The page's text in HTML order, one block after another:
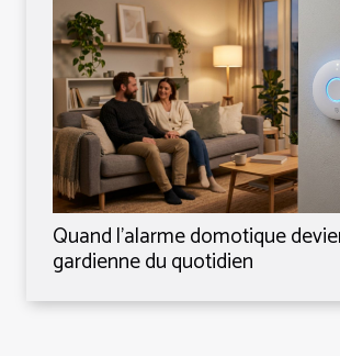
Quand l’alarme domotique
gardienne du quotidien